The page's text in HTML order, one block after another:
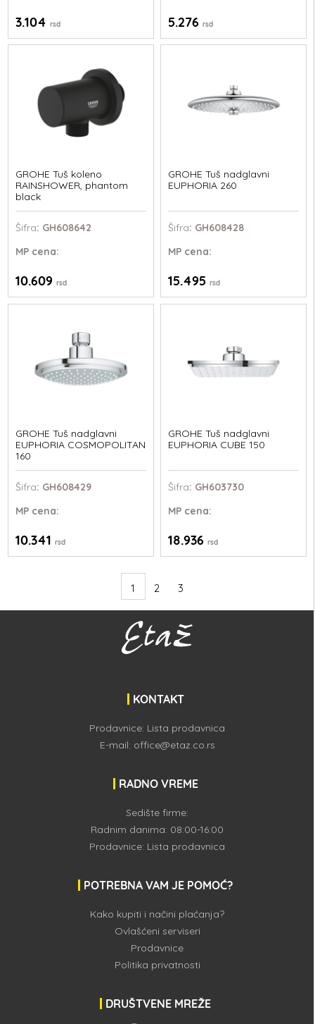
3.104rsd 5.276 rsd
GROHE Tuš koleno
RAINSHOWER, phantom
black
Šifra: GH608642
MP cena:
10.609rsd
GROHE Tuš nadglavni
EUPHORIA 260
Šifra: GH608428
MPcena:
15.495 rsd
GROHE Tuš nadglavni
EUPHORIA COSMOPOLITAN
160
Šifra: GH608429
MP cena:
10.341rsd
GROHE Tuš nadglavni
EUPHORIA CUBE 150
Šifra: GH603730
MPcena:
18.936 rsd
1 2 3
KONTAKT
Prodavnice: Lista prodavnica
E-mail: office@etaz.co.rs
RADNO VREME
Sedište firme:
Radnim danima: 08:00-16:00
Prodavnice: Lista prodavnica
POTREBNA VAM JE POMOĆ?
Kako kupiti i načini plaćanja?
Ovlašćeni serviseri
Prodavnice
Politika privatnosti
DRUŠTVENE MREŽE